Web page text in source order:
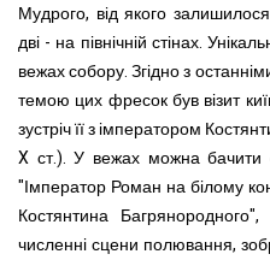
Мудрого, від якого
дві - на північній стінах.
вежах собору. Згідно з
темою цих фресок був візит
зустріч її з імператором
X ст.).У вежах можна бачити
"Імператор Роман на білому
Костянтина
численні сцени полювання,